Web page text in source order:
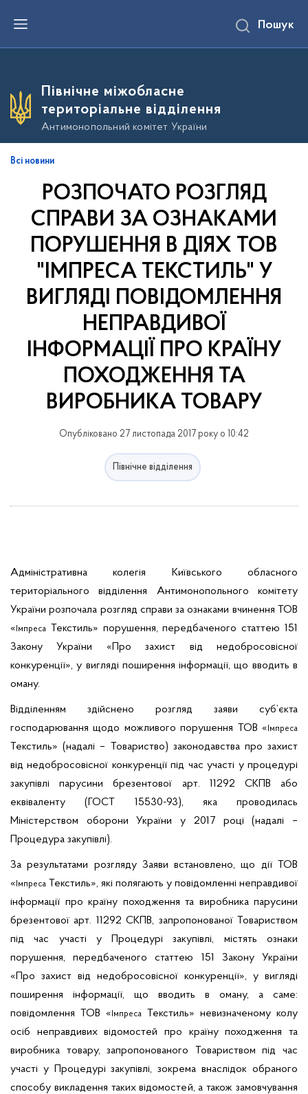
е
о
о
в
Пошук
Північне міжобласне
територіальне відділення
Антимонопольний комітет України
Всі новини
РОЗПОЧАТО РОЗГЛЯД
СПРАВИ ЗА ОЗНАКАМИ
ПОРУШЕННЯ В ДІЯХ ТОВ
"ІМПРЕСА ТЕКСТИЛЬ" У
ВИГЛЯДІ ПОВІДОМЛЕННЯ
НЕПРАВДИВОЇ
ІНФОРМАЦІЇ ПРО КРАЇНУ
ПОХОДЖЕННЯ ТА
ВИРОБНИКА ТОВАРУ
Опубліковано 27 листопада 2017 року о 10:42
Північне відділення
Адміністративна колегія Київського обласного
територіального відділення Антимонопольного комітету
України розпочала розгляд справи за ознаками вчинення ТОВ
« Імпреса
Текстиль» порушення, передбаченого статтею 151
Закону України «Про захист від недобросовісної
конкуренції», у вигляді поширення інформації, що вводить в
оману.
Відділенням здійснено розгляд заяви суб’єкта
господарювання щодо можливого порушення ТОВ « Імпреса
Текстиль» (надалі – Товариство) законодавства про захист
від недобросовісної конкуренції під час участі у процедурі
закупівлі парусини брезентової арт. 11292 СКПВ або
еквіваленту (ГОСТ 15530-93), яка проводилась
Міністерством оборони України у 2017 році (надалі –
Процедура закупівлі).
За результатами розгляду Заяви встановлено, що дії ТОВ
« Імпреса
Текстиль», які полягають у повідомленні неправдивої
інформації про країну походження та виробника парусини
брезентової арт. 11292 СКПВ, запропонованої Товариством
під час участі у Процедурі закупівлі, містять ознаки
порушення, передбаченого статтею 151 Закону України
«Про захист від недобросовісної конкуренції», у вигляді
поширення інформації, що вводить в оману, а саме:
повідомлення ТОВ « Імпреса
Текстиль» невизначеному колу
осіб неправдивих відомостей про країну походження та
виробника товару, запропонованого Товариством під час
участі у Процедурі закупівлі, зокрема внаслідок обраного
способу викладення таких відомостей, а також замовчування